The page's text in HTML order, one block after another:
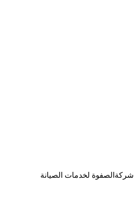
شركةالصفوة لخدمات الصيانة